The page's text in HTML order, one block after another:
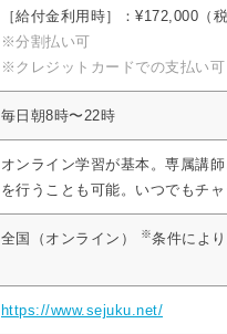
［給付金利用時］：¥172,000（税
※分割払い可
※クレジットカードでの支払い可
毎日朝8時〜22時
オンライン学習が基本。専属講
を行うことも可能。いつでもチャ
全国（オンライン） ※条件によ
https://www.sejuku.net/